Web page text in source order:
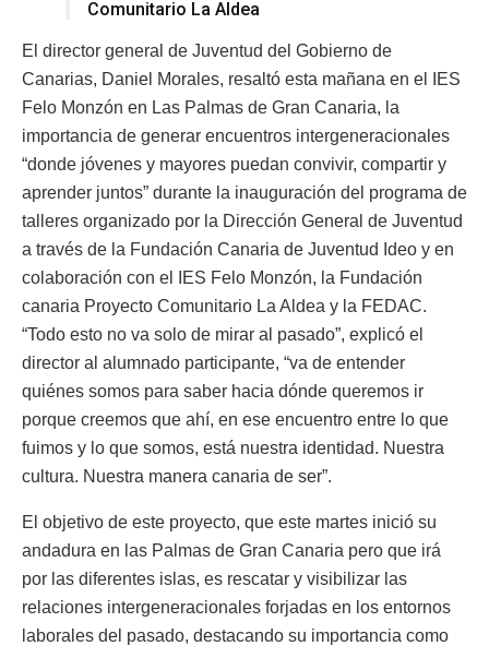
Comunitario La Aldea
El director general de Juventud del Gobierno de
Canarias, Daniel Morales, resaltó esta mañana en el IES
Felo Monzón en Las Palmas de Gran Canaria, la
importancia de generar encuentros intergeneracionales
“donde jóvenes y mayores puedan convivir, compartir y
aprender juntos” durante la inauguración del programa de
talleres organizado por la Dirección General de Juventud
a través de la Fundación Canaria de Juventud Ideo y en
colaboración con el IES Felo Monzón, la Fundación
canaria Proyecto Comunitario La Aldea y la FEDAC.
“Todo esto no va solo de mirar al pasado”, explicó el
director al alumnado participante, “va de entender
quiénes somos para saber hacia dónde queremos ir
porque creemos que ahí, en ese encuentro entre lo que
fuimos y lo que somos, está nuestra identidad. Nuestra
cultura. Nuestra manera canaria de ser”.
El objetivo de este proyecto, que este martes inició su
andadura en las Palmas de Gran Canaria pero que irá
por las diferentes islas, es rescatar y visibilizar las
relaciones intergeneracionales forjadas en los entornos
laborales del pasado, destacando su importancia como